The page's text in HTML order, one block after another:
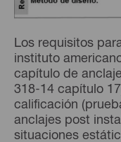
Los requisitos
instituto
capítulo de
318-14 capítulo
calificación
anclajes post
situaciones